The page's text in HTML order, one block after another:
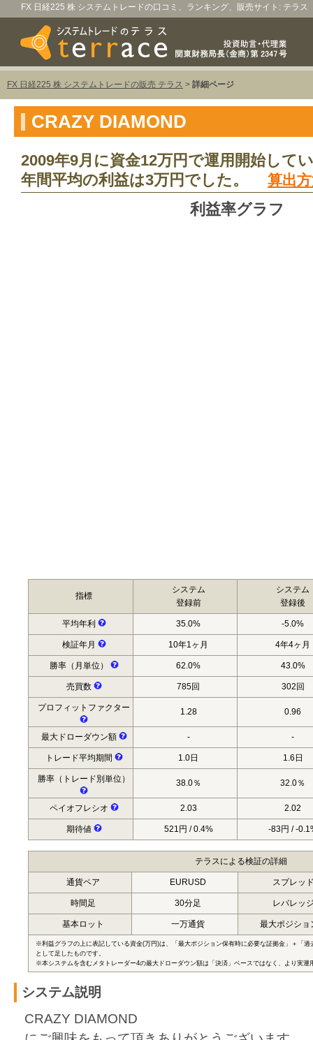
FX 日経225 株 システムトレードの口コミ、ランキング、販売サイト: テラス
FX 日経225 株 システムトレードの販売 テラス > 詳細ページ
CRAZY DIAMOND
2009年9月に資金12万円で運用開始して
年間平均の利益は3万円でした。 算出
利益率グラフ
指標
システム
登録前
システム
登録後
平均年利 35.0% -5.0%
検証年月 10年1ヶ月 4年4ヶ月
勝率（月単位） 62.0% 43.0%
売買数 785回 302回
プロフィットファクター 1.28 0.96
最大ドローダウン額 - -
トレード平均期間 1.0日 1.6日
勝率（トレード別単位） 38.0％ 32.0％
ペイオフレシオ 2.03 2.02
期待値 521円 / 0.4% -83円 / -
テラスによる検証の詳細
通貨ペア EURUSD スプレッ
時間足 30分足 レバレッ
基本ロット 一万通貨 最大ポジショ
※利益グラフの上に表記している資金(万円)は、「最大ポジション保有時に必要な証拠金」＋「
として足したものです。
※本システムを含むメタトレーダー4の最大ドローダウン額は「決済」ベースではなく、より実運
システム説明
CRAZY DIAMOND